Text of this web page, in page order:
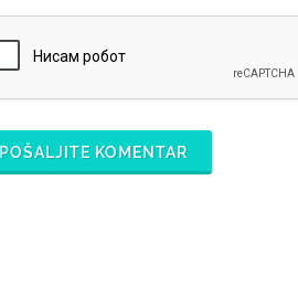
POŠALJITE KOMENTAR